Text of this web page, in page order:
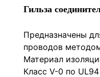
Гильза
Предназначены
проводов
Материал
Класс V-0 по UL94